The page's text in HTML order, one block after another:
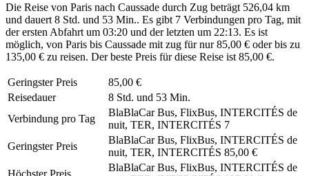
Die Reise von Paris nach Caussade durch Zug beträgt 526,04 km
und dauert 8 Std. und 53 Min.. Es gibt 7 Verbindungen pro Tag, mit
der ersten Abfahrt um 03:20 und der letzten um 22:13. Es ist
möglich, von Paris bis Caussade mit zug für nur 85,00 € oder bis zu
135,00 € zu reisen. Der beste Preis für diese Reise ist 85,00 €.
Geringster Preis
85,00 €
Reisedauer
8 Std. und 53 Min.
Verbindung pro Tag
BlaBlaCar Bus, FlixBus, INTERCITÉS de
nuit, TER, INTERCITÉS 7
Geringster Preis
BlaBlaCar Bus, FlixBus, INTERCITÉS de
nuit, TER, INTERCITÉS 85,00 €
Höchster Preis
BlaBlaCar Bus, FlixBus, INTERCITÉS de